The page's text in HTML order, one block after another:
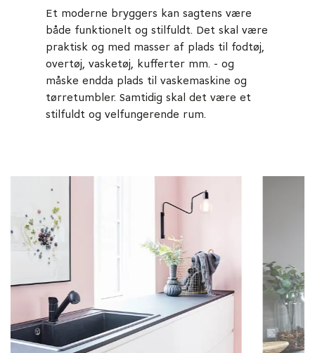
Et moderne bryggers kan sagtens være
både funktionelt og stilfuldt. Det skal være
praktisk og med masser af plads til fodtøj,
overtøj, vasketøj, kufferter mm. - og
måske endda plads til vaskemaskine og
tørretumbler. Samtidig skal det være et
stilfuldt og velfungerende rum.